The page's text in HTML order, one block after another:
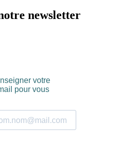
newsletter